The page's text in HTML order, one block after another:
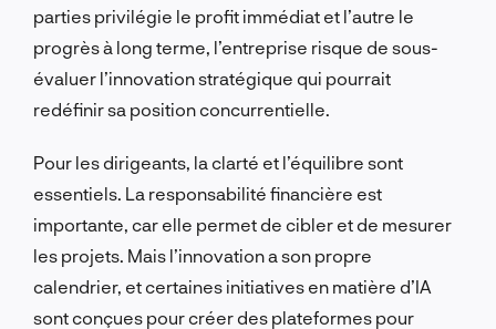
parties privilégie le profit immédiat et l’autre le
progrès à long terme, l’entreprise risque de sous-
évaluer l’innovation stratégique qui pourrait
redéfinir sa position concurrentielle.
Pour les dirigeants, la clarté et l’équilibre sont
essentiels. La responsabilité financière est
importante, car elle permet de cibler et de mesurer
les projets. Mais l’innovation a son propre
calendrier, et certaines initiatives en matière d’IA
sont conçues pour créer des plateformes pour